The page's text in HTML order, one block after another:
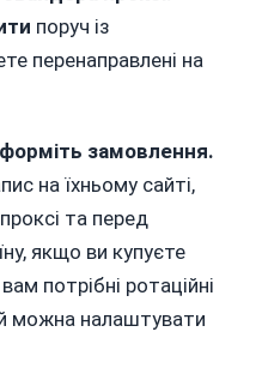
поруч із
перенаправлені на
замовлення.
на їхньому сайті,
та перед
якщо ви купуєте
потрібні ротаційні
можна налаштувати